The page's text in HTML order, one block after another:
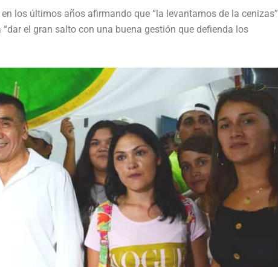
los últimos años afirmando que “la levantamos de la cenizas”
el gran salto con una buena gestión que defienda los